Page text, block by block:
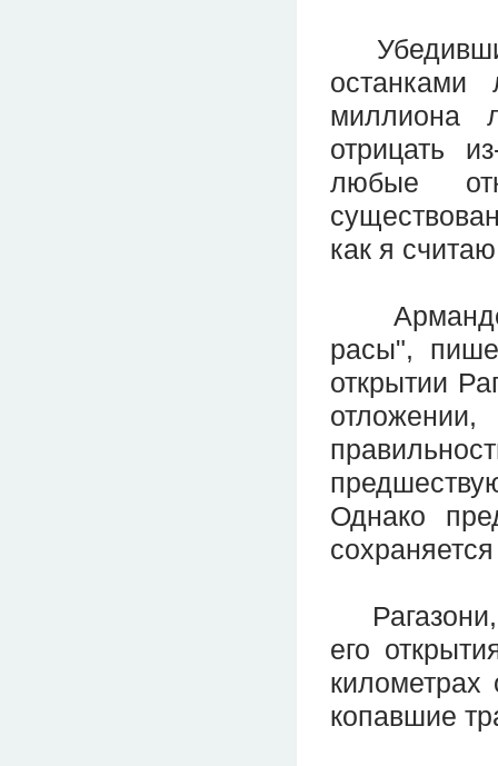
миллиона
отрицать
любые
как я
Арманде
расы",
открытии
Однако
Рагазони,
его
километрах
копавшие